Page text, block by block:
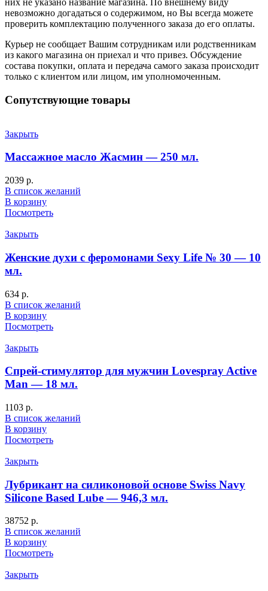
них не указано название магазина. По внешнему виду
невозможно догадаться о содержимом, но Вы всегда можете
проверить комплектацию полученного заказа до его оплаты.
Курьер не сообщает Вашим сотрудникам или родственникам
из какого магазина он приехал и что привез. Обсуждение
состава покупки, оплата и передача самого заказа происходит
только с клиентом или лицом, им уполномоченным.
Сопутствующие товары
Закрыть
Массажное масло Жасмин — 250 мл.
2039 р.
В список желаний
В корзину
Посмотреть
Закрыть
Женские духи с феромонами Sexy Life № 30 — 10
мл.
634 р.
В список желаний
В корзину
Посмотреть
Закрыть
Спрей-стимулятор для мужчин Lovespray Active
Man — 18 мл.
1103 р.
В список желаний
В корзину
Посмотреть
Закрыть
Лубрикант на силиконовой основе Swiss Navy
Silicone Based Lube — 946,3 мл.
38752 р.
В список желаний
В корзину
Посмотреть
Закрыть